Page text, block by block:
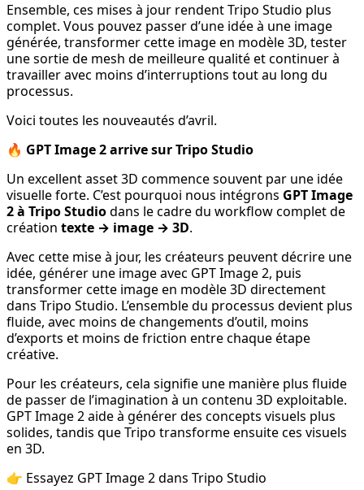
Ensemble, ces mises à jour rendent Tripo Studio plus
complet. Vous pouvez passer d’une idée à une image
générée, transformer cette image en modèle 3D, tester
une sortie de mesh de meilleure qualité et continuer à
travailler avec moins d’interruptions tout au long du
processus.
Voici toutes les nouveautés d’avril.
🔥 GPT Image 2 arrive sur Tripo Studio
Un excellent asset 3D commence souvent par une idée
visuelle forte. C’est pourquoi nous intégrons GPT Image
2 à Tripo Studiodans le cadre du workflow complet de
création texte → image → 3D.
Avec cette mise à jour, les créateurs peuvent décrire une
idée, générer une image avec GPT Image 2, puis
transformer cette image en modèle 3D directement
dans Tripo Studio. L’ensemble du processus devient plus
fluide, avec moins de changements d’outil, moins
d’exports et moins de friction entre chaque étape
créative.
Pour les créateurs, cela signifie une manière plus fluide
de passer de l’imagination à un contenu 3D exploitable.
GPT Image 2 aide à générer des concepts visuels plus
solides, tandis que Tripo transforme ensuite ces visuels
en 3D.
👉 Essayez GPT Image 2 dans Tripo Studio